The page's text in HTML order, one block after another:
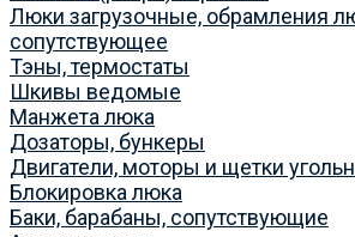
Люки загрузочные, обрамления
сопутствующее
Тэны, термостаты
Шкивы ведомые
Манжета люка
Дозаторы, бункеры
Двигатели, моторы и щетки
Блокировка люка
Баки, барабаны, сопутствующие